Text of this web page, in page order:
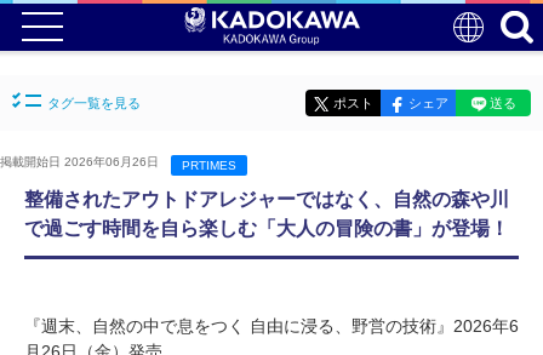
タグ一覧を見る ポスト シェア 送る
掲載開始日 2026年06月26日 PRTIMES
整備されたアウトドアレジャーではなく、自然の森や川
で過ごす時間を自ら楽しむ「大人の冒険の書」が登場！
『週末、自然の中で息をつく 自由に浸る、野営の技術』2026年6